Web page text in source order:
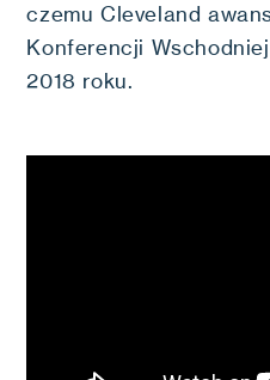
czemu Cleveland
Konferencji
2018 roku.